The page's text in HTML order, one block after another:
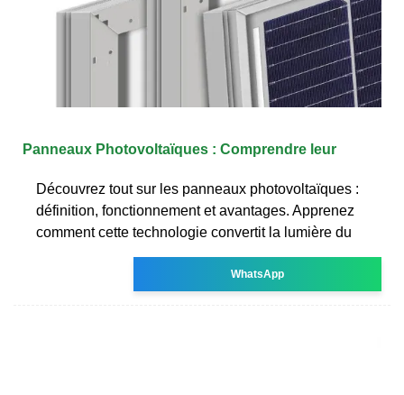
Panneaux Photovoltaïques : Comprendre leur
Découvrez tout sur les panneaux photovoltaïques :
définition, fonctionnement et avantages. Apprenez
comment cette technologie convertit la lumière du
WhatsApp